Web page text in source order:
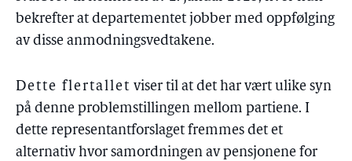
bekrefter at departementet jobber med oppfølging
av disse anmodningsvedtakene.
Dette flertallet viser til at det har vært ulike syn
på denne problemstillingen mellom partiene. I
dette representantforslaget fremmes det et
alternativ hvor samordningen av pensjonene for